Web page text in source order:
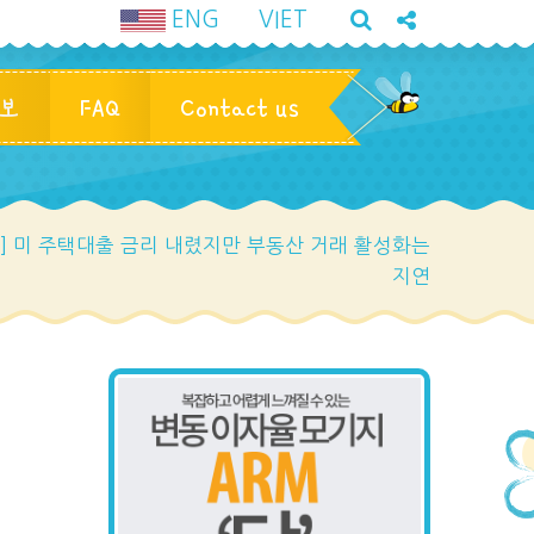
ENG VIET
FAQ Contact us
미 주택대출 금리 내렸지만 부동산 거래 활성화는
지연